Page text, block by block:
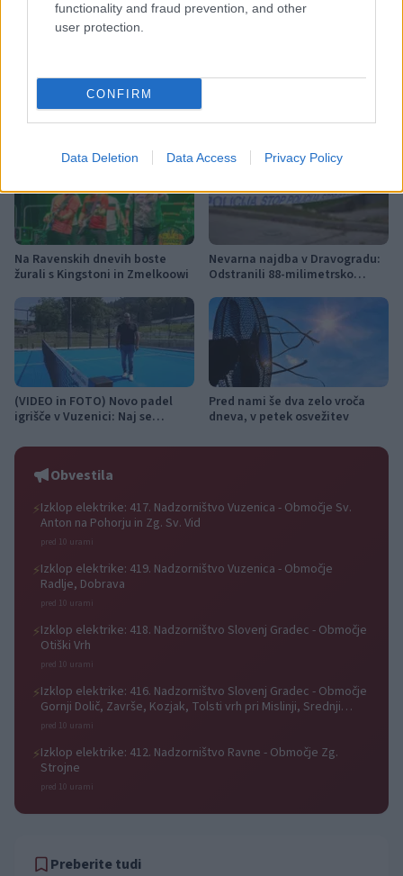
functionality and fraud prevention, and other
user protection.
CONFIRM
Data Deletion Data Access Privacy Policy
Nogometni spektakel je pred
Več iz kategorije Novice
Na Ravenskih dnevih boste
žurali s Kingstoni in Zmelkoowi
Nevarna najdba v Dravogradu:
Odstranili 88-milimetrsko
(VIDEO in FOTO) Novo padel
igrišče v Vuzenici: Naj se
začne
Pred nami še dva zelo vroča
dneva, v petek osvežitev
Obvestila
⚡Izklop elektrike: 417. Nadzorništvo Vuzenica - Območje Sv.
Anton na Pohorju in Zg. Sv. Vid
pred 10 urami
⚡Izklop elektrike: 419. Nadzorništvo Vuzenica - Območje
Radlje, Dobrava
pred 10 urami
⚡Izklop elektrike: 418. Nadzorništvo Slovenj Gradec - Območje
Otiški Vrh
pred 10 urami
⚡Izklop elektrike: 416. Nadzorništvo Slovenj Gradec - Območje
Gornji Dolič, Završe, Kozjak, Tolsti vrh pri Mislinji, Srednji
Dolič, Paka
pred 10 urami
⚡Izklop elektrike: 412. Nadzorništvo Ravne - Območje Zg.
Strojne
pred 10 urami
Preberite tudi